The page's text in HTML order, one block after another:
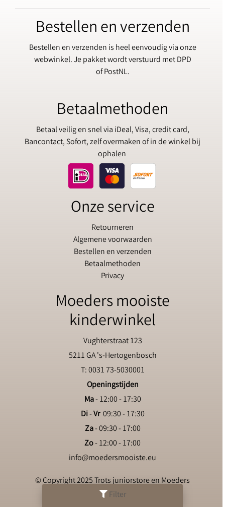
Filter
Bestellen en verzenden
Bestellen en verzenden is heel eenvoudig via onze
webwinkel. Je pakket wordt verstuurd met DPD
of PostNL.
Betaalmethoden
Betaal veilig en snel via iDeal, Visa, credit card,
Bancontact, Sofort, zelf overmaken of in de winkel bij
ophalen
Onze service
Retourneren
Algemene voorwaarden
Bestellen en verzenden
Betaalmethoden
Privacy
Moeders mooiste
kinderwinkel
Vughterstraat 123
5211 GA 's-Hertogenbosch
T: 0031 73-5030001
Openingstijden
Ma- 12:00 - 17:30
Di-Vr09:30 - 17:30
Za- 09:30 - 17:00
Zo- 12:00 - 17:00
info@moedersmooiste.eu
© Copyright 2025 Trots juniorstore en Moeders
Mooiste kinderwinkel